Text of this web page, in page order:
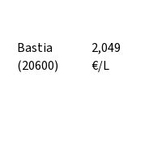
Bastia
(20600)
2,049
€/L